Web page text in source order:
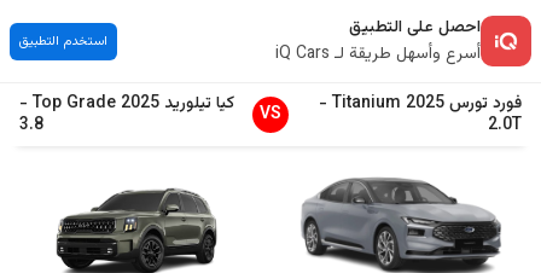
احصل على التطبيق
أسرع وأسهل طريقة لـ iQ Cars
استخدم التطبيق
فوردتورس2025
Titanium
-
2.0T
VS كياتيلوريد 2025
Top Grade
-
3.8